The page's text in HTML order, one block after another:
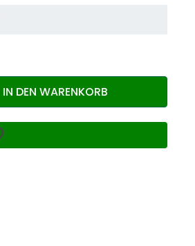
IN DEN WARENKORB